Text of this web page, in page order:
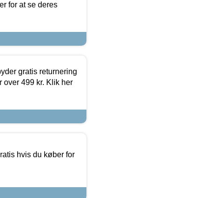
for at se deres
gratis returnering
over 499 kr. Klik her
hvis du køber for